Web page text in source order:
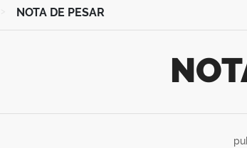
NOTA DE PESAR